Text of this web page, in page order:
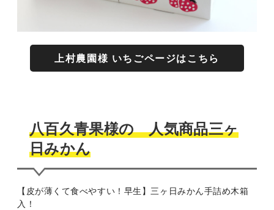
上村農園様 いちごページはこちら
八百久青果様の 人気商品三ヶ
日みかん
【皮が薄くて食べやすい！早生】三ヶ日みかん手詰め木箱
入！